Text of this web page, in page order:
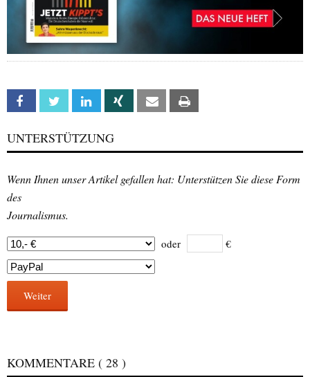
Facebook Twitter Linkedin Xing Email
UNTERSTÜTZUNG
Wenn Ihnen unser Artikel gefallen hat: Unterstützen Sie diese Form
des
Journalismus.
oder €
Weiter
KOMMENTARE ( 28 )